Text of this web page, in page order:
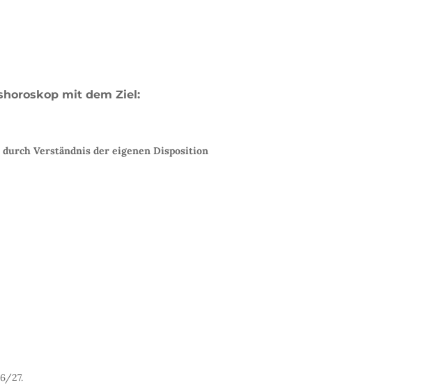
mit dem Ziel:
Verständnis der eigenen Disposition
27.